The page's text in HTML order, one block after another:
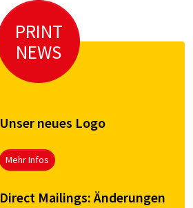
PRINT
NEWS
Unser neues Logo
Mehr Infos
Direct Mailings: Änderungen